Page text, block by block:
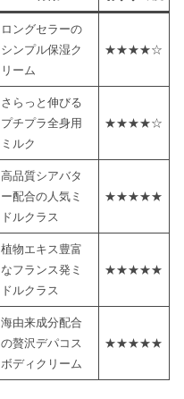
ロングセラーの
シンプル保湿ク
リーム
★★★★☆
さらっと伸びる
プチプラ全身用
ミルク
★★★★☆
高品質シアバタ
ー配合の人気ミ
ドルクラス
★★★★★
植物エキス豊富
なフランス発ミ
ドルクラス
★★★★★
海由来成分配合
の贅沢デパコス
ボディクリーム
★★★★★